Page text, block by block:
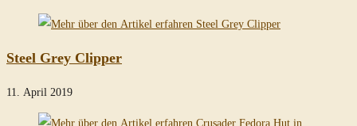
Steel Grey Clipper
11. April 2019